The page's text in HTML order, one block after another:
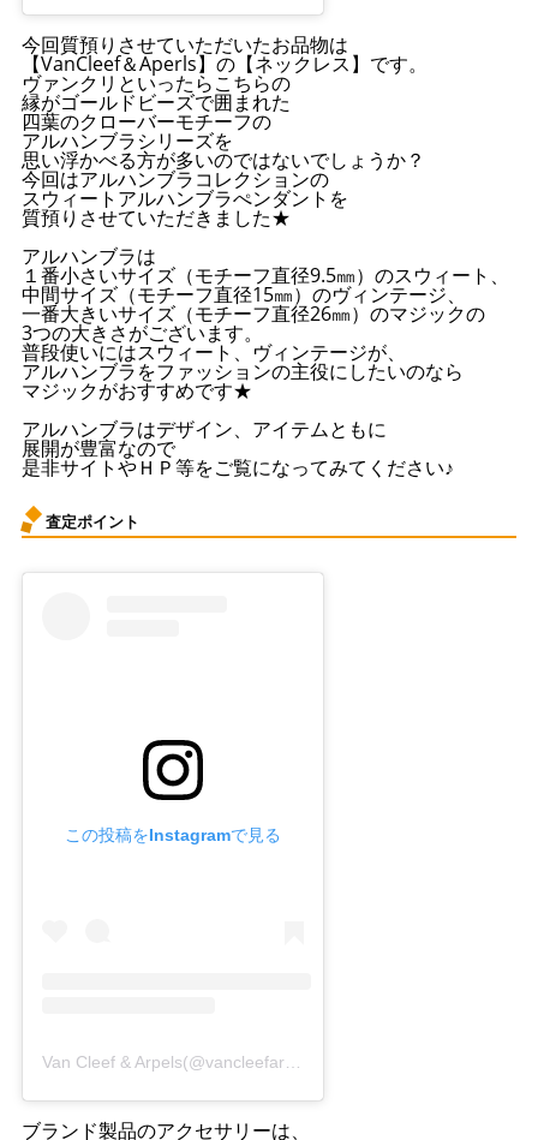
今回質預りさせていただいたお品物は
【VanCleef＆Aperls】の【ネックレス】です。
ヴァンクリといったらこちらの
縁がゴールドビーズで囲まれた
四葉のクローバーモチーフの
アルハンブラシリーズを
思い浮かべる方が多いのではないでしょうか？
今回はアルハンブラコレクションの
スウィートアルハンブラぺンダントを
質預りさせていただきました★
アルハンブラは
１番小さいサイズ（モチーフ直径9.5㎜）のスウィート、
中間サイズ（モチーフ直径15㎜）のヴィンテージ、
一番大きいサイズ（モチーフ直径26㎜）のマジックの
3つの大きさがございます。
普段使いにはスウィート、ヴィンテージが、
アルハンブラをファッションの主役にしたいのなら
マジックがおすすめです★
アルハンブラはデザイン、アイテムともに
展開が豊富なので
是非サイトやＨＰ等をご覧になってみてください♪
査定ポイント
この投稿をInstagramで見る
ブランド製品のアクセサリーは、